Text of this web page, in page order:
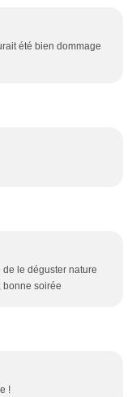
été bien dommage
le déguster nature
bonne soirée
!